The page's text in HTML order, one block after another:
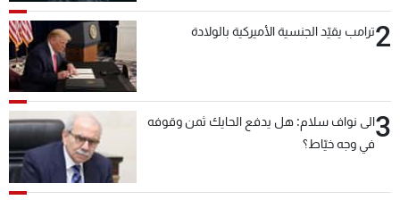
2ترامب يقيّد الجنسية الأميركية بالولادة
3الى نواف سلام: هل يدفع الحايك ثمن وقوفه
في وجه خيّاط؟